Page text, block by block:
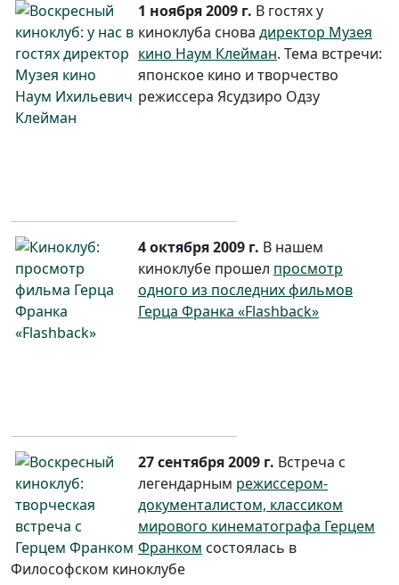
1 ноября 2009 г. В гостях у
киноклуба снова директор Музея
кино Наум Клейман. Тема встречи:
японское кино и творчество
режиссера Ясудзиро Одзу
4 октября 2009 г. В нашем
киноклубе прошел просмотр
одного из последних фильмов
Герца Франка «Flashback»
27 сентября 2009 г. Встреча с
легендарным режиссером-
документалистом, классиком
мирового кинематографа Герцем
Франком состоялась в
Философском киноклубе